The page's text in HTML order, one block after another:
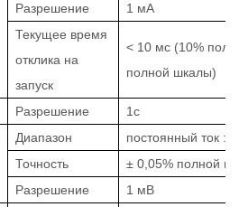
Разрешение
1 мА
Текущее время
отклика на
запуск
< 10 мс (10%
полной шкалы)
Разрешение
1с
Диапазон постоянный ток :
Точность
± 0,05% полной
Разрешение
1 мВ